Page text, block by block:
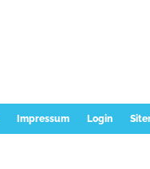
Login
Impressum